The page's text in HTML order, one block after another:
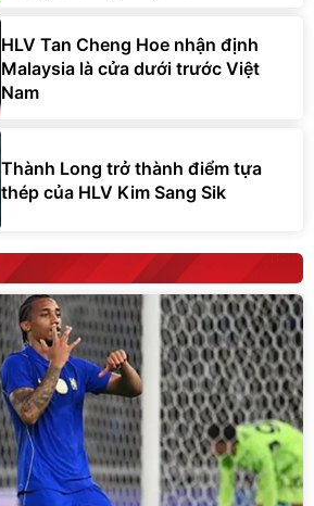
HLV Tan Cheng Hoe nhận định
Malaysia là cửa dưới trước Việt
Nam
Thành Long trở thành điểm tựa
thép của HLV Kim Sang Sik